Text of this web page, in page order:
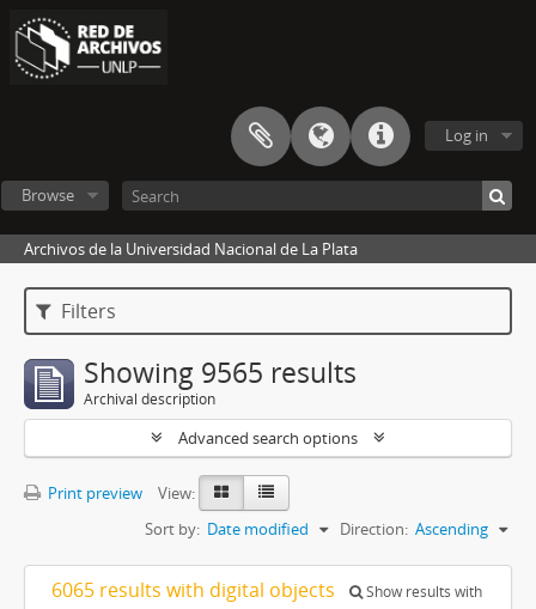
Log in
Browse
Archivos de la Universidad Nacional de La Plata
Filters
Showing 9565 results
Archival description
Advanced search options
Print preview
View:
Sort by: Date modified Direction: Ascending
6065 results with digital objects
Show results with